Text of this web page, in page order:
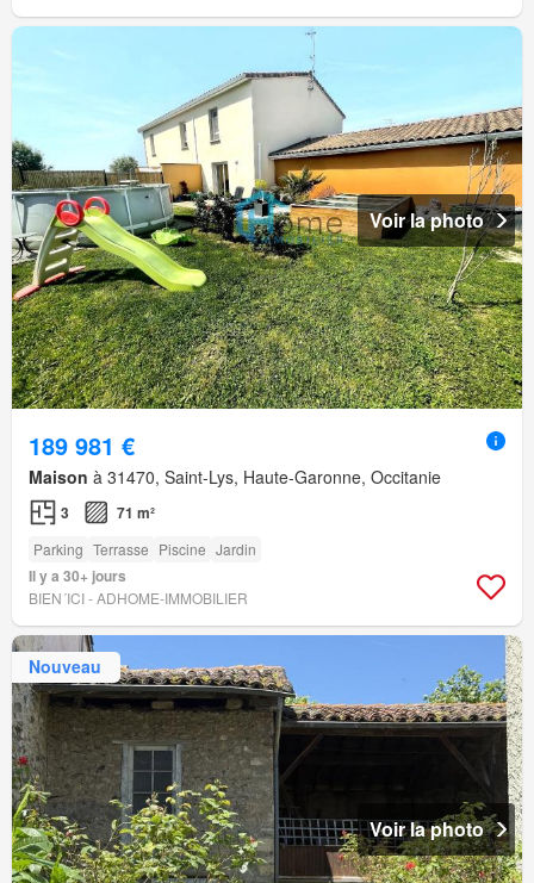
Voir la photo
189 981 €
Maison à 31470, Saint-Lys, Haute-Garonne, Occitanie
3 71 m²
Parking Terrasse Piscine Jardin
Il y a 30+ jours
BIEN´ICI - ADHOME-IMMOBILIER
Nouveau
Voir la photo